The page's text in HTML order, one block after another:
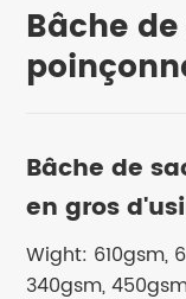
Bâche
Bâche de
en gros
Wight: 610gsm,
340gsm,